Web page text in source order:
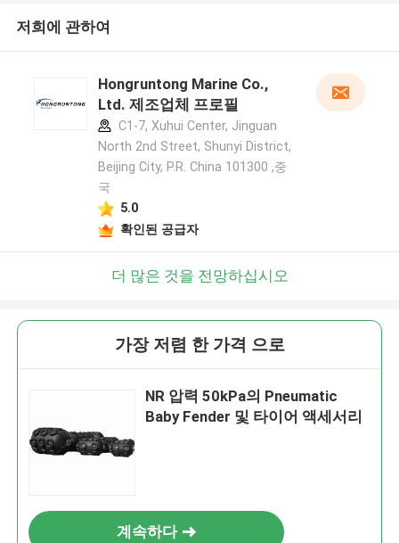
저희에 관하여
Hongruntong Marine Co.,
Ltd. 제조업체 프로필
C1-7, Xuhui Center, Jinguan
North 2nd Street, Shunyi District,
Beijing City, P.R. China 101300 ,중
국
5.0
확인된 공급자
더 많은 것을 전망하십시오
가장 저렴 한 가격 으로
NR 압력 50kPa의 Pneumatic
Baby Fender 및 타이어 액세서리
계속하다